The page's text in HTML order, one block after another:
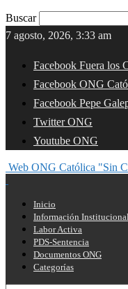
Buscar
7 agosto, 2026, 3:33 am
Facebook Fuera los
Facebook ONG
Facebook Pepe
Twitter ONG
Youtube ONG
Web ONG Católica "Sin
Inicio
Información
Labor Activa
PDS-Sentencia
Documentos ONG
Categorías